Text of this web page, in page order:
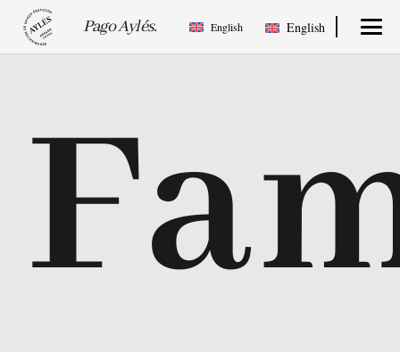
Pago Aylés. English English